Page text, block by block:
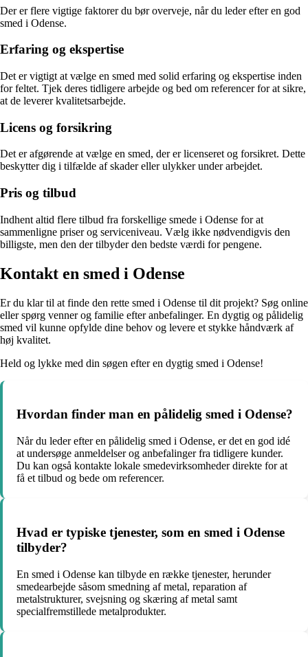
Der er flere vigtige faktorer du bør overveje, når du leder efter en god
smed i Odense.
Erfaring og ekspertise
Det er vigtigt at vælge en smed med solid erfaring og ekspertise inden
for feltet. Tjek deres tidligere arbejde og bed om referencer for at sikre,
at de leverer kvalitetsarbejde.
Licens og forsikring
Det er afgørende at vælge en smed, der er licenseret og forsikret. Dette
beskytter dig i tilfælde af skader eller ulykker under arbejdet.
Pris og tilbud
Indhent altid flere tilbud fra forskellige smede i Odense for at
sammenligne priser og serviceniveau. Vælg ikke nødvendigvis den
billigste, men den der tilbyder den bedste værdi for pengene.
Kontakt en smed i Odense
Er du klar til at finde den rette smed i Odense til dit projekt? Søg online
eller spørg venner og familie efter anbefalinger. En dygtig og pålidelig
smed vil kunne opfylde dine behov og levere et stykke håndværk af
høj kvalitet.
Held og lykke med din søgen efter en dygtig smed i Odense!
Hvordan finder man en pålidelig smed i Odense?
Når du leder efter en pålidelig smed i Odense, er det en god idé
at undersøge anmeldelser og anbefalinger fra tidligere kunder.
Du kan også kontakte lokale smedevirksomheder direkte for at
få et tilbud og bede om referencer.
Hvad er typiske tjenester, som en smed i Odense
tilbyder?
En smed i Odense kan tilbyde en række tjenester, herunder
smedearbejde såsom smedning af metal, reparation af
metalstrukturer, svejsning og skæring af metal samt
specialfremstillede metalprodukter.